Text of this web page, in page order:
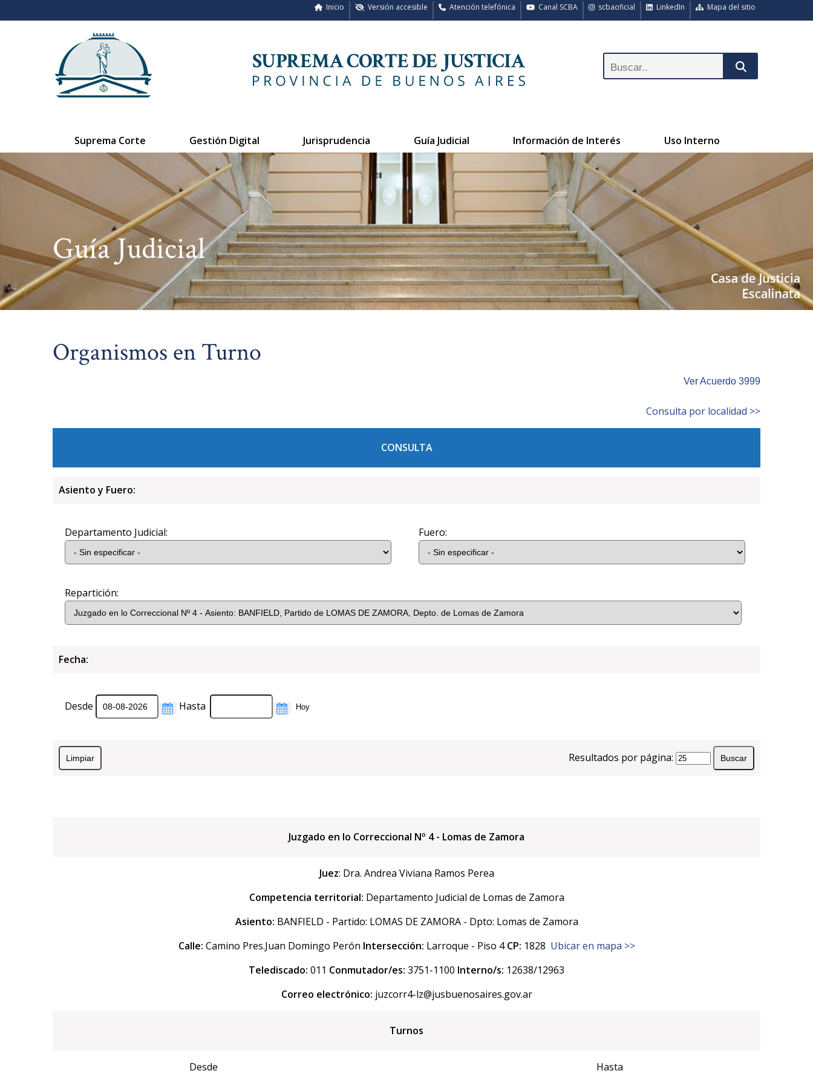
Mapa del sitio
LinkedIn
scbaoficial
Canal SCBA
Atención telefónica
Versión accesible
Inicio
Suprema Corte Gestión Digital Jurisprudencia Guía Judicial Información de Interés Uso Interno
Guía Judicial
Organismos en Turno
Ver Acuerdo 3999
Consulta por localidad >>
CONSULTA
Asiento y Fuero:
Departamento Judicial: Fuero:
Repartición:
Fecha:
Desde Hasta
Resultados por página:
Juzgado en lo Correccional Nº 4 - Lomas de Zamora
Juez: Dra. Andrea Viviana Ramos Perea
Competencia territorial: Departamento Judicial de Lomas de Zamora
Asiento: BANFIELD - Partido: LOMAS DE ZAMORA - Dpto: Lomas de Zamora
Calle: Camino Pres.Juan Domingo Perón Intersección: Larroque - Piso 4CP: 1828 Ubicar en mapa >>
Telediscado: 011 Conmutador/es: 3751-1100 Interno/s: 12638/12963
Correo electrónico: juzcorr4-lz@jusbuenosaires.gov.ar
Turnos
Desde
Hasta